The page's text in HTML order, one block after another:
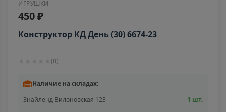
ИГРУШКИ
450 ₽
Конструктор КД День (30) 6674-23
(0)
Наличие на складах:
Знайленд Вилоновская 123
1 шт.